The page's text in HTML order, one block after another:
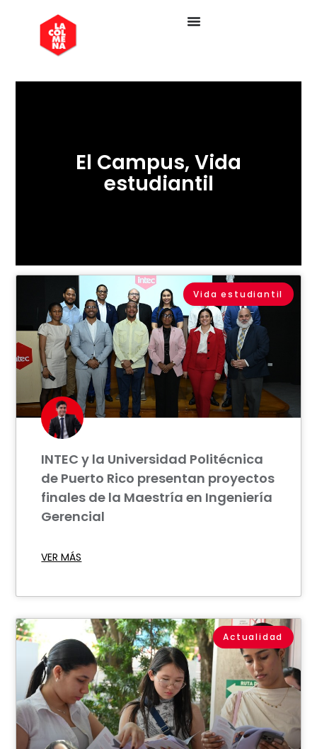
El Campus, Vida
estudiantil
Vida estudiantil
INTEC y la Universidad Politécnica
de Puerto Rico presentan proyectos
finales de la Maestría en Ingeniería
Gerencial
VER MÁS
Actualidad